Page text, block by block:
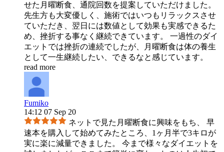
せた月曜断食、通院回数を提案していただけました。
先生方も大変優しく、施術ではいつもリラックスさせ
ていただき、翌日には数値として効果も実感できるた
め、挫折する事なく継続できています。 一過性のダイ
エットでは挫折の連続でしたが、月曜断食は体の養生
として一生継続したい、できるなと感じています。
read more
Fumiko
14:12 07 Sep 20
ネットで見た月曜断食に興味をもち、 早
速本を購入して始めてみたところ、1ヶ月半で3キロが
実に楽に減量できました。 今まで様々なダイエットを